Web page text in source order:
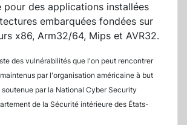
pour des applications installées
embarquées fondées sur
x86, Arm32/64, Mips et AVR32.
des vulnérabilités que l'on peut rencontrer
par l'organisation américaine à but
par la National Cyber Security
de la Sécurité intérieure des États-